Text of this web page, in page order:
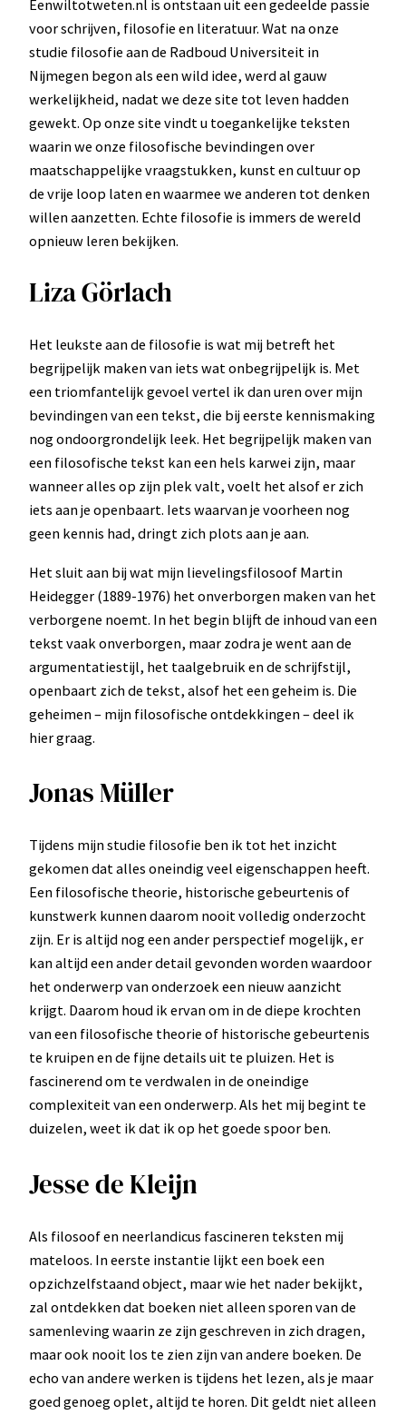
Eenwiltotweten.nl is ontstaan uit een gedeelde passie
voor schrijven, filosofie en literatuur. Wat na onze
studie filosofie aan de Radboud Universiteit in
Nijmegen begon als een wild idee, werd al gauw
werkelijkheid, nadat we deze site tot leven hadden
gewekt. Op onze site vindt u toegankelijke teksten
waarin we onze filosofische bevindingen over
maatschappelijke vraagstukken, kunst en cultuur op
de vrije loop laten en waarmee we anderen tot denken
willen aanzetten. Echte filosofie is immers de wereld
opnieuw leren bekijken.
Liza Görlach
Het leukste aan de filosofie is wat mij betreft het
begrijpelijk maken van iets wat onbegrijpelijk is. Met
een triomfantelijk gevoel vertel ik dan uren over mijn
bevindingen van een tekst, die bij eerste kennismaking
nog ondoorgrondelijk leek. Het begrijpelijk maken van
een filosofische tekst kan een hels karwei zijn, maar
wanneer alles op zijn plek valt, voelt het alsof er zich
iets aan je openbaart. Iets waarvan je voorheen nog
geen kennis had, dringt zich plots aan je aan.
Het sluit aan bij wat mijn lievelingsfilosoof Martin
Heidegger (1889-1976) het onverborgen maken van het
verborgene noemt. In het begin blijft de inhoud van een
tekst vaak onverborgen, maar zodra je went aan de
argumentatiestijl, het taalgebruik en de schrijfstijl,
openbaart zich de tekst, alsof het een geheim is. Die
geheimen – mijn filosofische ontdekkingen – deel ik
hier graag.
Jonas Müller
Tijdens mijn studie filosofie ben ik tot het inzicht
gekomen dat alles oneindig veel eigenschappen heeft.
Een filosofische theorie, historische gebeurtenis of
kunstwerk kunnen daarom nooit volledig onderzocht
zijn. Er is altijd nog een ander perspectief mogelijk, er
kan altijd een ander detail gevonden worden waardoor
het onderwerp van onderzoek een nieuw aanzicht
krijgt. Daarom houd ik ervan om in de diepe krochten
van een filosofische theorie of historische gebeurtenis
te kruipen en de fijne details uit te pluizen. Het is
fascinerend om te verdwalen in de oneindige
complexiteit van een onderwerp. Als het mij begint te
duizelen, weet ik dat ik op het goede spoor ben.
Jesse de Kleijn
Als filosoof en neerlandicus fascineren teksten mij
mateloos. In eerste instantie lijkt een boek een
opzichzelfstaand object, maar wie het nader bekijkt,
zal ontdekken dat boeken niet alleen sporen van de
samenleving waarin ze zijn geschreven in zich dragen,
maar ook nooit los te zien zijn van andere boeken. De
echo van andere werken is tijdens het lezen, als je maar
goed genoeg oplet, altijd te horen. Dit geldt niet alleen